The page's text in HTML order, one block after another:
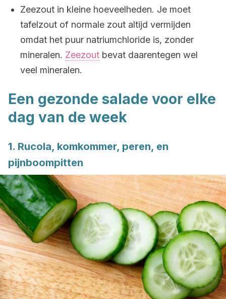
Zeezout in kleine hoeveelheden. Je moet
tafelzout of normale zout altijd vermijden
omdat het puur natriumchloride is, zonder
mineralen. Zeezout bevat daarentegen wel
veel mineralen.
Een gezonde salade voor elke
dag van de week
1. Rucola, komkommer, peren, en
pijnboompitten